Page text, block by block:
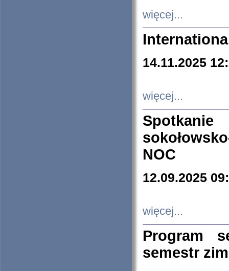
więcej...
14.11.2025
więcej...
NOC
12.09.2025
więcej...
Program
semestr